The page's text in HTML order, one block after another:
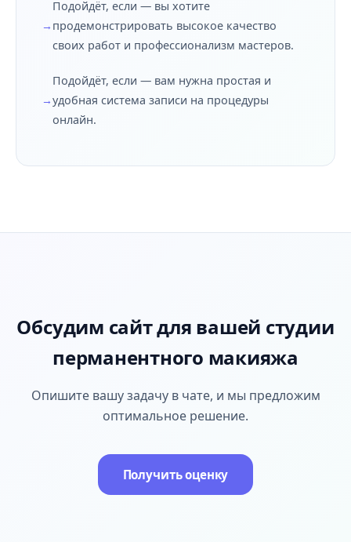
Подойдёт, если — вы хотите
продемонстрировать высокое качество
своих работ и профессионализм мастеров.
Подойдёт, если — вам нужна простая и
удобная система записи на процедуры
онлайн.
Обсудим сайт для вашей студии
перманентного макияжа
Опишите вашу задачу в чате, и мы предложим
оптимальное решение.
Получить оценку